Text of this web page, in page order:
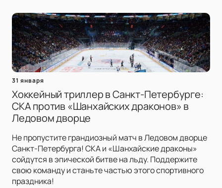
31 января
Хоккейный триллер в Санкт-Петербурге:
СКА против «Шанхайских драконов» в
Ледовом дворце
Не пропустите грандиозный матч в Ледовом дворце
Санкт-Петербурга! СКА и «Шанхайские драконы»
сойдутся в эпической битве на льду. Поддержите
свою команду и станьте частью этого спортивного
праздника!